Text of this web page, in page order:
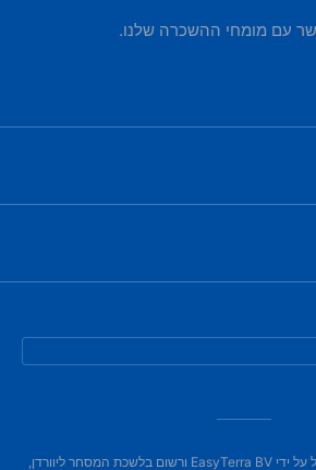
עם מומחי ההשכרה שלנו.
אתר זה הוא בבעלות ומופעל על ידי EasyTerra BV ורשום בלשכת המסחר ליוורדן,